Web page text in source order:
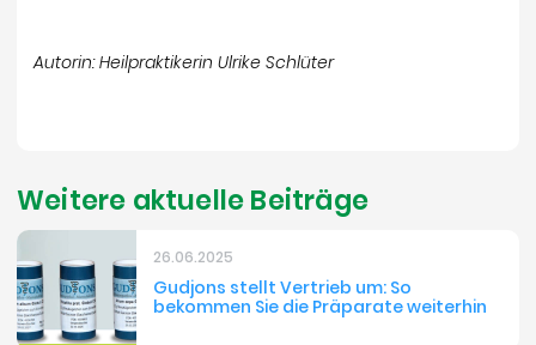
Autorin: Heilpraktikerin Ulrike Schlüter
Weitere aktuelle Beiträge
26.06.2025
Gudjons stellt Vertrieb um: So
bekommen Sie die Präparate weiterhin